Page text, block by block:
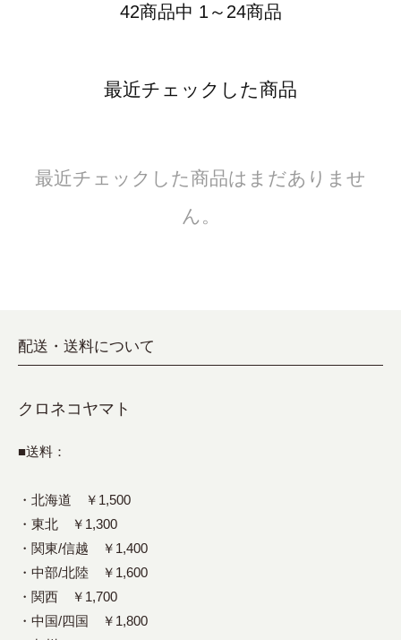
42商品中 1～24商品
最近チェックした商品
最近チェックした商品はまだありませ
ん。
配送・送料について
クロネコヤマト
■送料：
・北海道 ￥1,500
・東北 ￥1,300
・関東/信越 ￥1,400
・中部/北陸 ￥1,600
・関西 ￥1,700
・中国/四国 ￥1,800